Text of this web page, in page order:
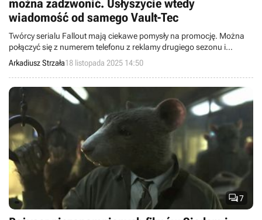
można zadzwonić. Usłyszycie wtedy
wiadomość od samego Vault-Tec
Twórcy serialu Fallout mają ciekawe pomysły na promocję. Można
połączyć się z numerem telefonu z reklamy drugiego sezonu i
usłyszeć dość intrygującą wiadomość.
Arkadiusz Strzała18 listopada 2025 14:50
7